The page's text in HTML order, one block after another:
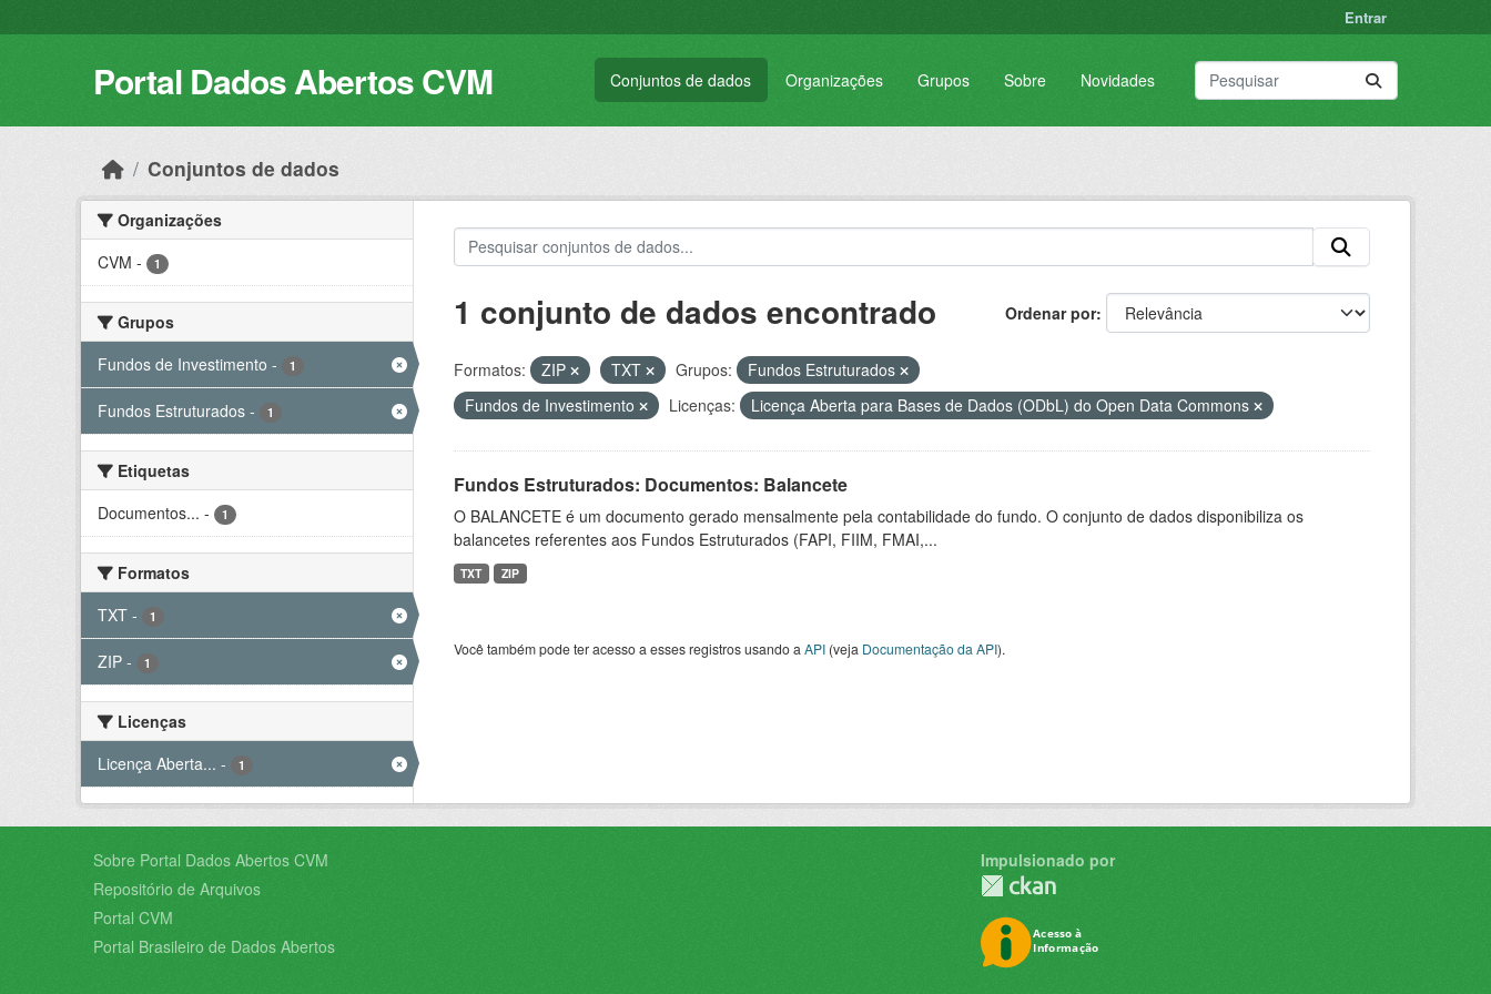
Entrar
Portal Dados Abertos CVM Conjuntos de dados Organizações Grupos Sobre Novidades
Conjuntos de dados
Organizações
CVM - 1
Grupos
Fundos de Investimento - 1
Fundos Estruturados - 1
Etiquetas
Documentos... - 1
Formatos
TXT - 1
ZIP - 1
Licenças
Licença Aberta... - 1
Ordenar por
1 conjunto de dados encontrado
Formatos: ZIP TXT Grupos:
Fundos Estruturados
Fundos de Investimento
Licenças: Licença Aberta para Bases de Dados (ODbL) do Open Data Commons
Fundos Estruturados: Documentos: Balancete
O BALANCETE é um documento gerado mensalmente pela contabilidade do fundo. O conjunto de dados disponibiliza os
balancetes referentes aos Fundos Estruturados (FAPI, FIIM, FMAI,...
TXT ZIP
Você também pode ter acesso a esses registros usando a API(veja Documentação da API).
Sobre Portal Dados Abertos CVM
Repositório de Arquivos
Portal CVM
Portal Brasileiro de Dados Abertos
Impulsionado por